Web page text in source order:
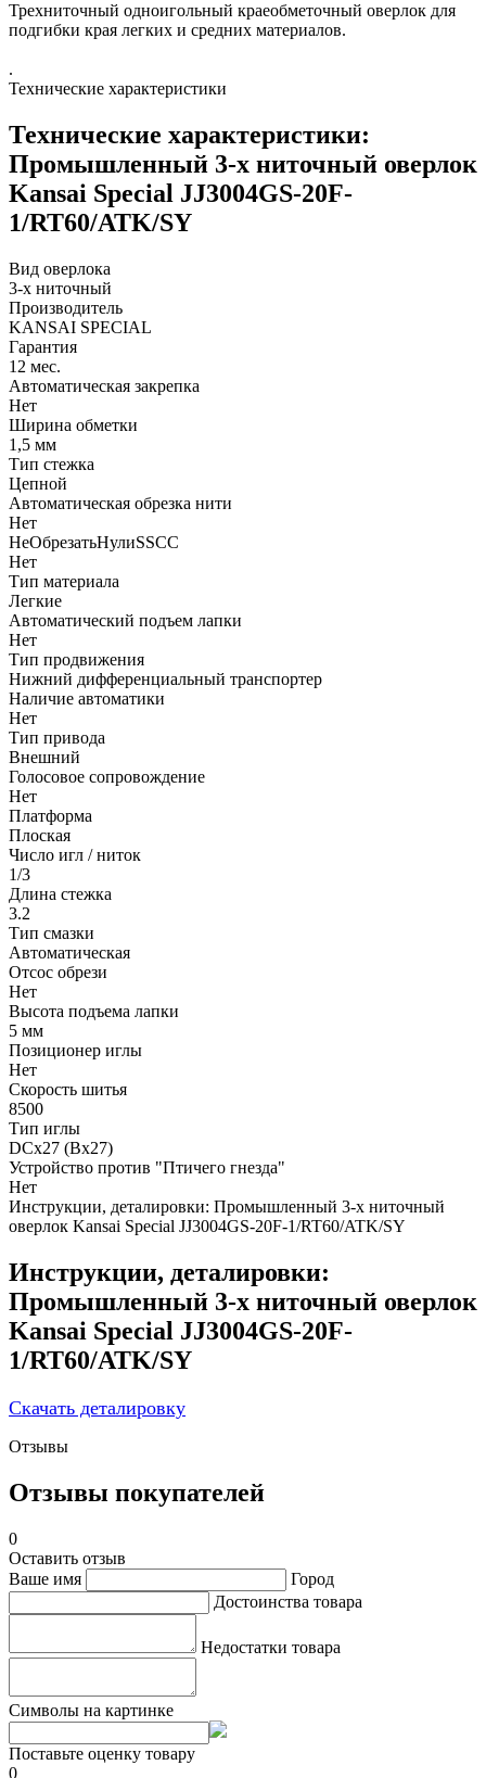
Трехниточный одноигольный краеобметочный оверлок для
подгибки края легких и средних материалов.
.
Технические характеристики
Технические характеристики:
Промышленный 3-х ниточный оверлок
Kansai Special JJ3004GS-20F-
1/RT60/ATK/SY
Вид оверлока
3-х ниточный
Производитель
KANSAI SPECIAL
Гарантия
12 мес.
Автоматическая закрепка
Нет
Ширина обметки
1,5 мм
Тип стежка
Цепной
Автоматическая обрезка нити
Нет
НеОбрезатьНулиSSCC
Нет
Тип материала
Легкие
Автоматический подъем лапки
Нет
Тип продвижения
Нижний дифференциальный транспортер
Наличие автоматики
Нет
Тип привода
Внешний
Голосовое сопровождение
Нет
Платформа
Плоская
Число игл / ниток
1/3
Длина стежка
3.2
Тип смазки
Автоматическая
Отсос обрези
Нет
Высота подъема лапки
5 мм
Позиционер иглы
Нет
Скорость шитья
8500
Тип иглы
DCx27 (Bx27)
Устройство против "Птичего гнезда"
Нет
Инструкции, деталировки: Промышленный 3-х ниточный
оверлок Kansai Special JJ3004GS-20F-1/RT60/ATK/SY
Инструкции, деталировки:
Промышленный 3-х ниточный оверлок
Kansai Special JJ3004GS-20F-
1/RT60/ATK/SY
Скачать деталировку
Отзывы
Отзывы покупателей
0
Оставить отзыв
Ваше имя
Город
Достоинства товара
Недостатки товара
Символы на картинке
Поставьте оценку товару
0